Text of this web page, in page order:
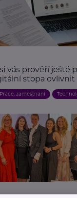
vás prověří ještě
stopa ovlivnit
Práce, zaměstnání